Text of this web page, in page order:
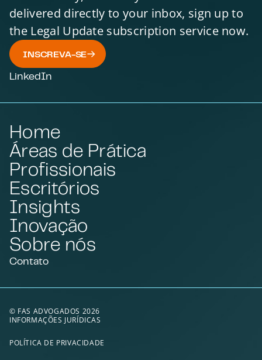
delivered directly to your inbox, sign up to
the Legal Update subscription service now.
INSCREVA-SE
LinkedIn
Home
Áreas de Prática
Profissionais
Escritórios
Insights
Inovação
Sobre nós
Contato
© FAS ADVOGADOS 2026
INFORMAÇÕES JURÍDICAS
POLÍTICA DE PRIVACIDADE